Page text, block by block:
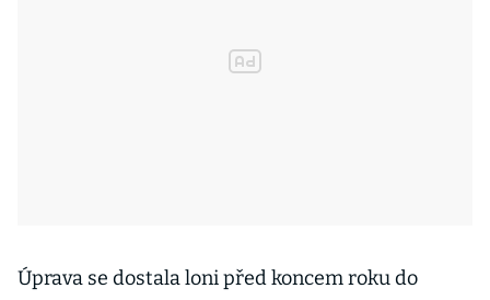
Úprava se dostala loni před koncem roku do